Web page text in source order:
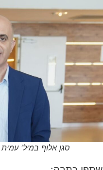
סגן אלוף במיל' עמית